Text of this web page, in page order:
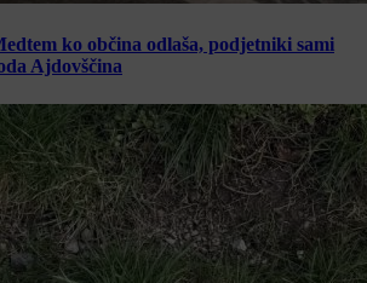
ko občina odlaša, podjetniki sami
Ajdovščina